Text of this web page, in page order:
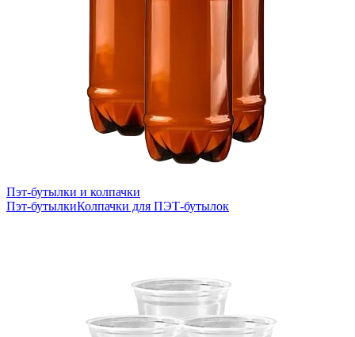
Пэт-бутылки и колпачки
Пэт-бутылкиКолпачки для ПЭТ-бутылок